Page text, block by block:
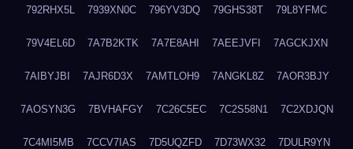
792RHX5L 7939XN0C 796YV3DQ 79GHS38T 79L8YFMC
79V4EL6D 7A7B2KTK 7A7E8AHI 7AEEJVFI 7AGCKJXN
7AIBYJBI 7AJR6D3X 7AMTLOH9 7ANGKL8Z 7AOR3BJY
7AOSYN3G 7BVHAFGY 7C26C5EC 7C2S58N1 7C2XDJQN
7C4MI5MB 7CCV7IAS 7D5UQZFD 7D73WX32 7DULR9YN